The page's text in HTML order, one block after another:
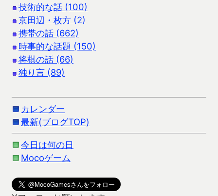
技術的な話 (100)
京田辺・枚方 (2)
携帯の話 (662)
時事的な話題 (150)
将棋の話 (66)
独り言 (89)
カレンダー
最新(ブログTOP)
今日は何の日
Mocoゲーム